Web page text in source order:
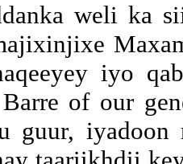
weli ka
iyo
of our
guur, iyadoon